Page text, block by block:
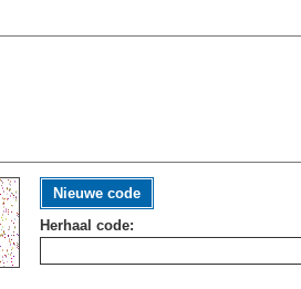
Nieuwe code
Herhaal code: